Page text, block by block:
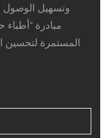
وتسهيل الوصول
مبادرة
المستمرة لتحسين